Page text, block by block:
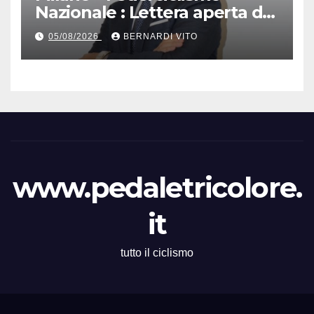
Nazionale : Lettera aperta del
Presidente Cordiano
Dagnoni
05/08/2026 BERNARDI VITO
www.pedaletricolore.
it
tutto il ciclismo